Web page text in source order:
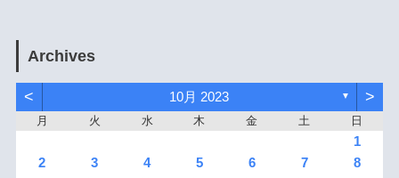
Archives
< 10月 2023 ▼ >
月 火 水 木 金 土 日
1
2
3 4 5 6 7
8